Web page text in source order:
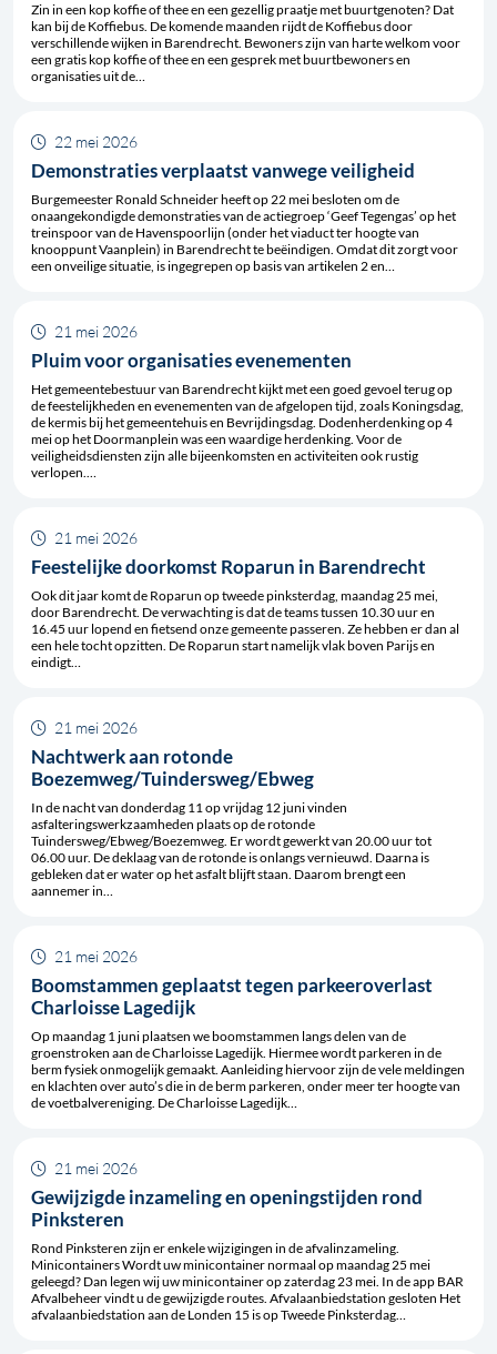
Zin in een kop koffie of thee en een gezellig praatje met buurtgenoten? Dat
kan bij de Koffiebus. De komende maanden rijdt de Koffiebus door
verschillende wijken in Barendrecht. Bewoners zijn van harte welkom voor
een gratis kop koffie of thee en een gesprek met buurtbewoners en
organisaties uit de…
Demonstraties verplaatst vanwege veiligheid
22 mei 2026
Burgemeester Ronald Schneider heeft op 22 mei besloten om de
onaangekondigde demonstraties van de actiegroep ‘Geef Tegengas’ op het
treinspoor van de Havenspoorlijn (onder het viaduct ter hoogte van
knooppunt Vaanplein) in Barendrecht te beëindigen. Omdat dit zorgt voor
een onveilige situatie, is ingegrepen op basis van artikelen 2 en…
Pluim voor organisaties evenementen
21 mei 2026
Het gemeentebestuur van Barendrecht kijkt met een goed gevoel terug op
de feestelijkheden en evenementen van de afgelopen tijd, zoals Koningsdag,
de kermis bij het gemeentehuis en Bevrijdingsdag. Dodenherdenking op 4
mei op het Doormanplein was een waardige herdenking. Voor de
veiligheidsdiensten zijn alle bijeenkomsten en activiteiten ook rustig
verlopen.…
Feestelijke doorkomst Roparun in Barendrecht
21 mei 2026
Ook dit jaar komt de Roparun op tweede pinksterdag, maandag 25 mei,
door Barendrecht. De verwachting is dat de teams tussen 10.30 uur en
16.45 uur lopend en fietsend onze gemeente passeren. Ze hebben er dan al
een hele tocht opzitten. De Roparun start namelijk vlak boven Parijs en
eindigt…
Nachtwerk aan rotonde
Boezemweg/Tuindersweg/Ebweg
21 mei 2026
In de nacht van donderdag 11 op vrijdag 12 juni vinden
asfalteringswerkzaamheden plaats op de rotonde
Tuindersweg/Ebweg/Boezemweg. Er wordt gewerkt van 20.00 uur tot
06.00 uur. De deklaag van de rotonde is onlangs vernieuwd. Daarna is
gebleken dat er water op het asfalt blijft staan. Daarom brengt een
aannemer in…
Boomstammen geplaatst tegen parkeeroverlast
Charloisse Lagedijk
21 mei 2026
Op maandag 1 juni plaatsen we boomstammen langs delen van de
groenstroken aan de Charloisse Lagedijk. Hiermee wordt parkeren in de
berm fysiek onmogelijk gemaakt. Aanleiding hiervoor zijn de vele meldingen
en klachten over auto’s die in de berm parkeren, onder meer ter hoogte van
de voetbalvereniging. De Charloisse Lagedijk…
Gewijzigde inzameling en openingstijden rond
Pinksteren
21 mei 2026
Rond Pinksteren zijn er enkele wijzigingen in de afvalinzameling.
Minicontainers Wordt uw minicontainer normaal op maandag 25 mei
geleegd? Dan legen wij uw minicontainer op zaterdag 23 mei. In de app BAR
Afvalbeheer vindt u de gewijzigde routes. Afvalaanbiedstation gesloten Het
afvalaanbiedstation aan de Londen 15 is op Tweede Pinksterdag…